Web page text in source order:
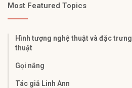
Most Featured Topics
Hình tượng nghệ thuật và đặc
thuật
Gọi nắng
Tác giả Linh Ann